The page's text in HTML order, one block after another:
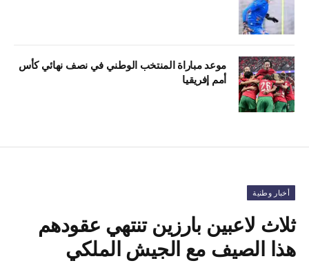
موعد مباراة المنتخب الوطني في نصف نهائي كأس
أمم إفريقيا
أخبار وطنية
ثلاث لاعبين بارزين تنتهي عقودهم
هذا الصيف مع الجيش الملكي